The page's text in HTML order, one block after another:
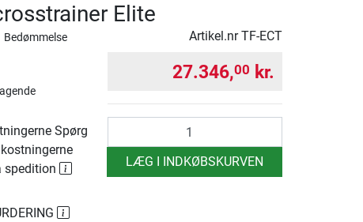
Elite
Bedømmelse Artikel.nrTF-ECT
Spørg
spedition
27.346,00 kr.
LÆG I INDKØBSKURVEN